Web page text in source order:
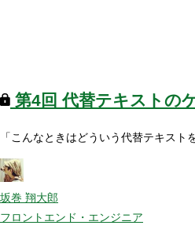
第4回 代替テキストの
「こんなときはどういう代替テキス
坂巻 翔大郎
フロントエンド・エンジニア